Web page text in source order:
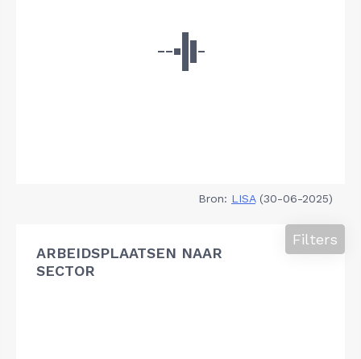
Bron: LISA(30-06-2025)
ARBEIDSPLAATSEN NAAR
SECTOR
Filters